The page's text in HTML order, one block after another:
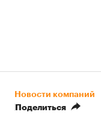
Новости компаний
Поделиться